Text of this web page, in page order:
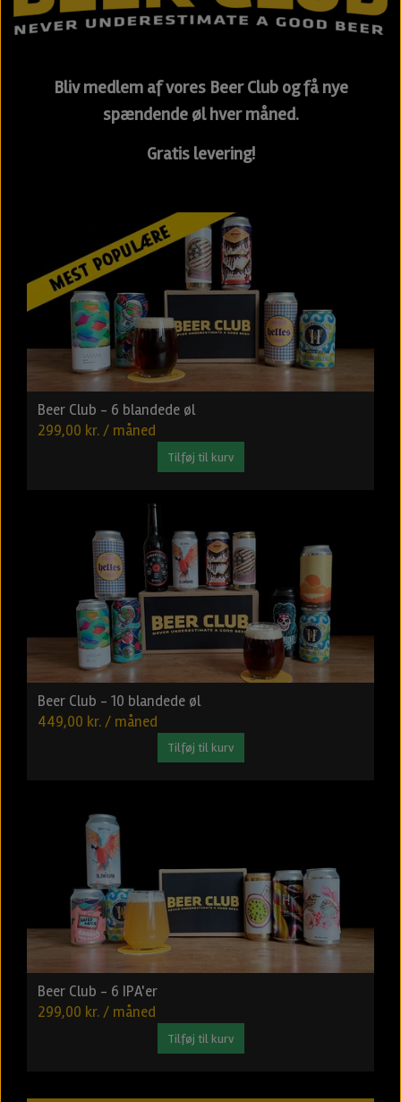
Bliv medlem af vores Beer Club og få nye
spændende øl hver måned.
Gratis levering!
Beer Club - 6 blandede øl
299,00 kr. / måned
Tilføj til kurv
Beer Club - 10 blandede øl
449,00 kr. / måned
Tilføj til kurv
Beer Club - 6 IPA'er
299,00 kr. / måned
Tilføj til kurv